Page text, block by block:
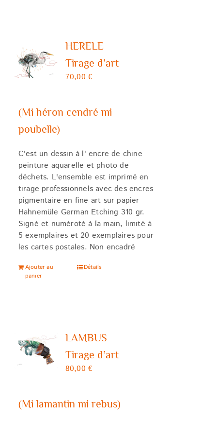
HERELE
Tirage d’art
70,00 €
(Mi héron cendré mi
poubelle)
C'est un dessin à l' encre de chine
peinture aquarelle et photo de
déchets. L'ensemble est imprimé en
tirage professionnels avec des encres
pigmentaire en fine art sur papier
Hahnemüle German Etching 310 gr.
Signé et numéroté à la main, limité à
5 exemplaires et 20 exemplaires pour
les cartes postales. Non encadré
Ajouter au
panier
Détails
LAMBUS
Tirage d’art
80,00 €
(Mi lamantin mi rebus)